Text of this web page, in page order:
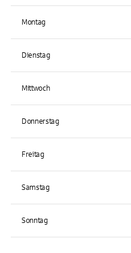
Montag
Dienstag
Mittwoch
Donnerstag
Freitag
Samstag
Sonntag